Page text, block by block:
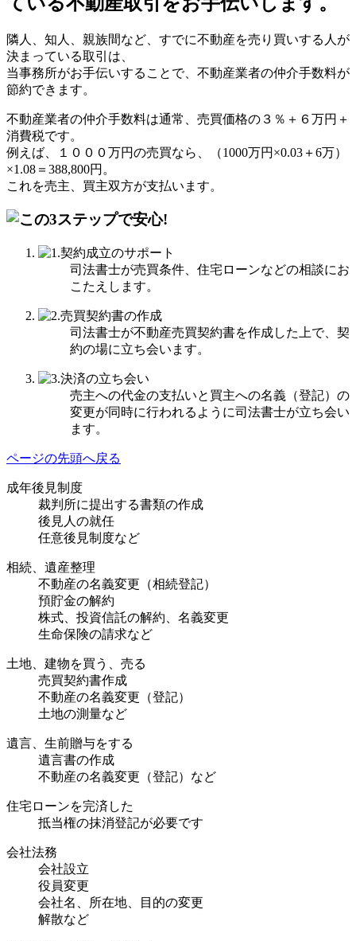
隣人、知人、親族間など、すでに不動産を売り買いする人が
決まっている取引は、
当事務所がお手伝いすることで、不動産業者の仲介手数料が
節約できます。
不動産業者の仲介手数料は通常、売買価格の３％＋６万円＋
消費税です。
例えば、１０００万円の売買なら、（1000万円×0.03＋6万）
×1.08＝388,800円。
これを売主、買主双方が支払います。
司法書士が売買条件、住宅ローンなどの相談にお
こたえします。
司法書士が不動産売買契約書を作成した上で、契
約の場に立ち会います。
売主への代金の支払いと買主への名義（登記）の
変更が同時に行われるように司法書士が立ち会い
ます。
ページの先頭へ戻る
成年後見制度
裁判所に提出する書類の作成
後見人の就任
任意後見制度など
相続、遺産整理
不動産の名義変更（相続登記）
預貯金の解約
株式、投資信託の解約、名義変更
生命保険の請求など
土地、建物を買う、売る
売買契約書作成
不動産の名義変更（登記）
土地の測量など
遺言、生前贈与をする
遺言書の作成
不動産の名義変更（登記）など
住宅ローンを完済した
抵当権の抹消登記が必要です
会社法務
会社設立
役員変更
会社名、所在地、目的の変更
解散など